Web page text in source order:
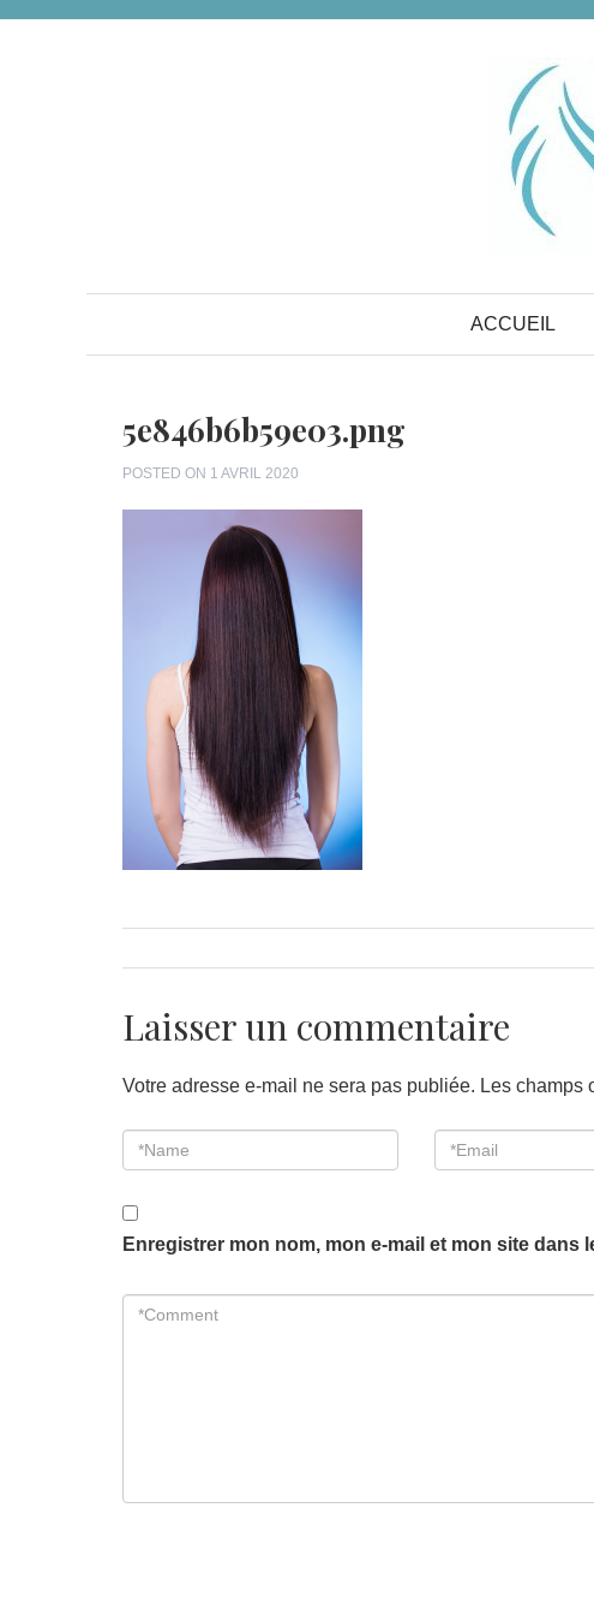
ACCUEIL
5e846b6b59e03.png
POSTED ON 1 AVRIL 2020
Laisser un commentaire
Votre adresse e-mail ne sera pas publiée. Les champs
*Name
*
Email*
Enregistrer mon nom, mon e-mail et mon site
*Comment